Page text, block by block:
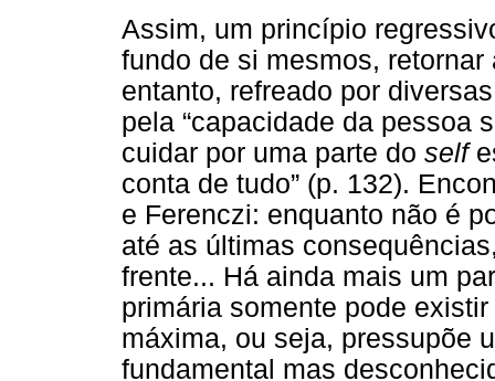
Assim, um princípio
fundo de si mesmos, retornar
entanto, refreado por
pela “capacidade da pessoa
cuidar por uma parte do self
conta de tudo” (p. 132).
e Ferenczi: enquanto não é
até as últimas
frente... Há ainda mais um
primária somente pode
máxima, ou seja, pressupõe
fundamental mas